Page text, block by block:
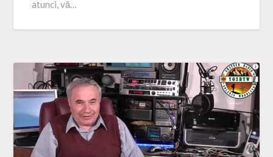
atunci, vă…